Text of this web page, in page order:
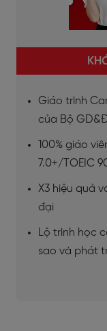
Giáo trình
của Bộ
100% giáo
7.0+/TOEIC
X3 hiệu quả
đại
Lộ trình học
sao và phát